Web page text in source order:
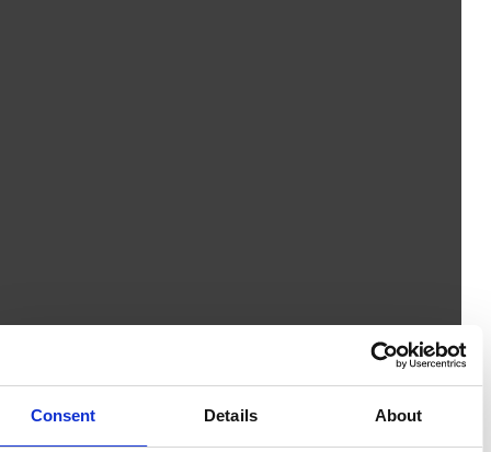
Consent Details About